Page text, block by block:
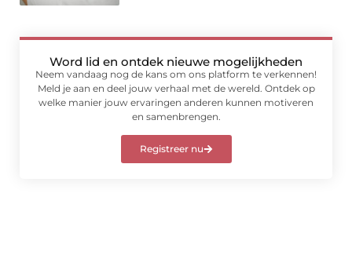
Word lid en ontdek nieuwe mogelijkheden
Neem vandaag nog de kans om ons platform te verkennen!
Meld je aan en deel jouw verhaal met de wereld. Ontdek op
welke manier jouw ervaringen anderen kunnen motiveren
en samenbrengen.
Registreer nu